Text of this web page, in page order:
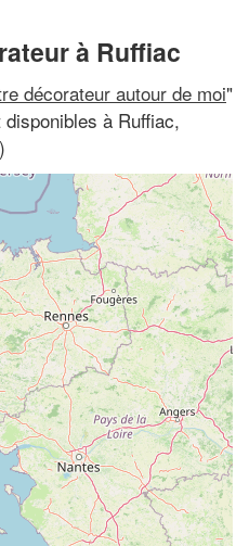
à Ruffiac
décorateur autour de moi"
à Ruffiac,